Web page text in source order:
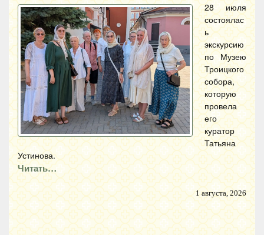
28 июля
состоялас
ь
экскурсию
по Музею
Троицкого
собора,
которую
провела
его
куратор
Татьяна
Устинова.
Читать…
1 августа, 2026